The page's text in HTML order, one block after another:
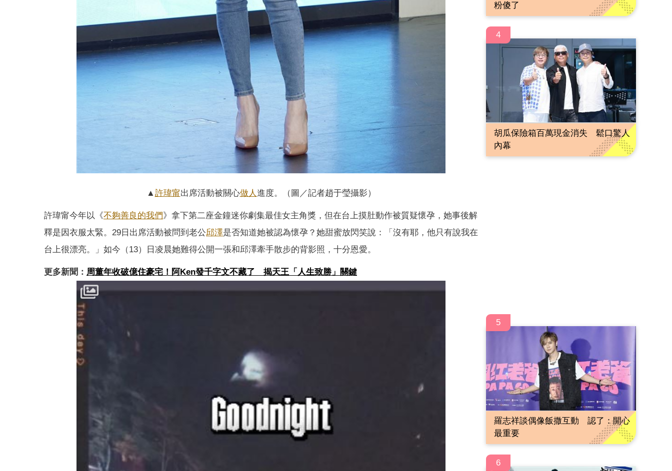
▲ 許瑋甯出席活動被關心做人 進度。（圖／記者趙于瑩攝影）
許瑋甯今年以《不夠善良的我們》拿下第二座金鐘迷你劇集最佳女主角獎，但在台上摸肚動作被質疑懷孕，她事後解
釋是因衣服太緊。29日出席活動被問到老公邱澤是否知道她被認為懷孕？她甜蜜放閃笑說：「沒有耶，他只有說我在
台上很漂亮。」如今（13）日凌晨她難得公開一張和邱澤牽手散步的背影照，十分恩愛。
更多新聞： 周董年收破億住豪宅！阿Ken發千字文不藏了 揭天王「人生致勝」關鍵
粉傻了
4
胡瓜保險箱百萬現金消失 鬆口驚人
內幕
5
羅志祥談偶像飯撒互動 認了：開心
最重要
6